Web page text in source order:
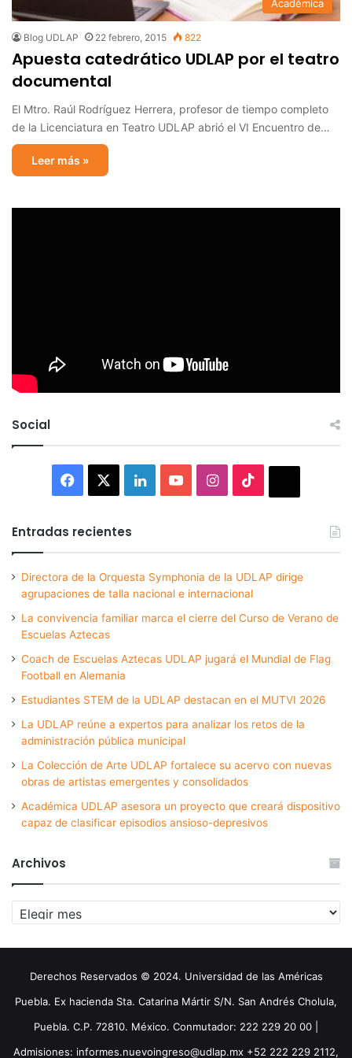
Académica
Blog UDLAP 22 febrero, 2015 822
Apuesta catedrático UDLAP por el teatro
documental
El Mtro. Raúl Rodríguez Herrera, profesor de tiempo completo
de la Licenciatura en Teatro UDLAP abrió el VI Encuentro de…
Leer más »
Social
Facebook LinkedInYouTubeInstagram
Entradas recientes
Directora de la Orquesta Symphonia de la UDLAP dirige
agrupaciones de talla nacional e internacional
La convivencia familiar marca el cierre del Curso de Verano de
Escuelas Aztecas
Coach de Escuelas Aztecas UDLAP jugará el Mundial de Flag
Football en Alemania
Estudiantes STEM de la UDLAP destacan en el MUTVI 2026
La UDLAP reúne a expertos para analizar los retos de la
administración pública municipal
La Colección de Arte UDLAP fortalece su acervo con nuevas
obras de artistas emergentes y consolidados
Académica UDLAP asesora un proyecto que creará dispositivo
capaz de clasificar episodios ansioso-depresivos
Archivos
Archivos
Derechos Reservados © 2024. Universidad de las Américas
Puebla. Ex hacienda Sta. Catarina Mártir S/N. San Andrés Cholula,
Puebla. C.P. 72810. México. Conmutador: 222 229 20 00 |
Admisiones: informes.nuevoingreso@udlap.mx +52 222 229 2112,